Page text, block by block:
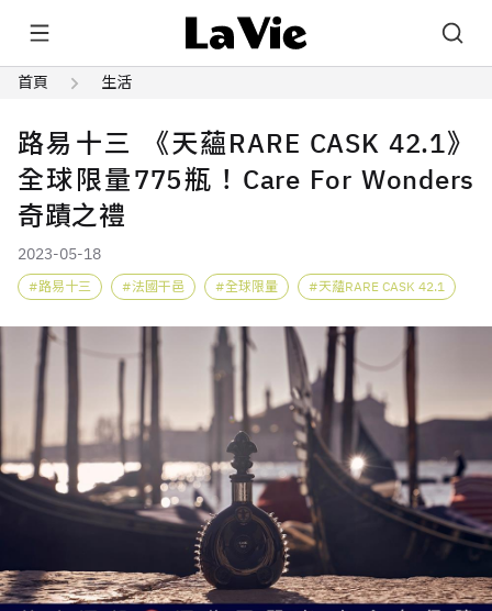
首頁 生活
路易十三 《天蘊RARE CASK 42.1》
全球限量775瓶！Care For Wonders
奇蹟之禮
2023-05-18
路易十三 法國干邑 全球限量 天蘊RARE CASK 42.1